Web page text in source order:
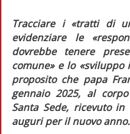
Tracciare i «tratti di
evidenziare le
dovrebbe tenere
comune» e lo
proposito che papa
gennaio 2025, al
Santa Sede, ricevuto
auguri per il nuovo anno.